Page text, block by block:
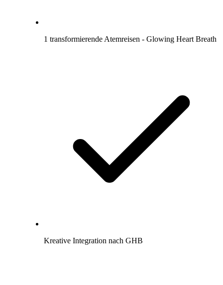
1 transformierende Atemreisen - Glowing Heart Breath
Kreative Integration nach GHB